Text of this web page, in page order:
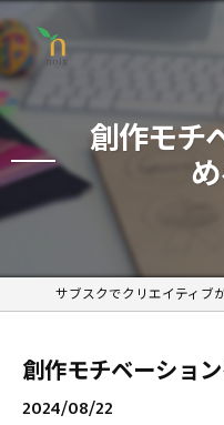
創作モチ
創作モチベーショ
2024/08/22